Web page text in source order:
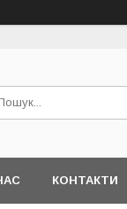
КОНТАКТИ